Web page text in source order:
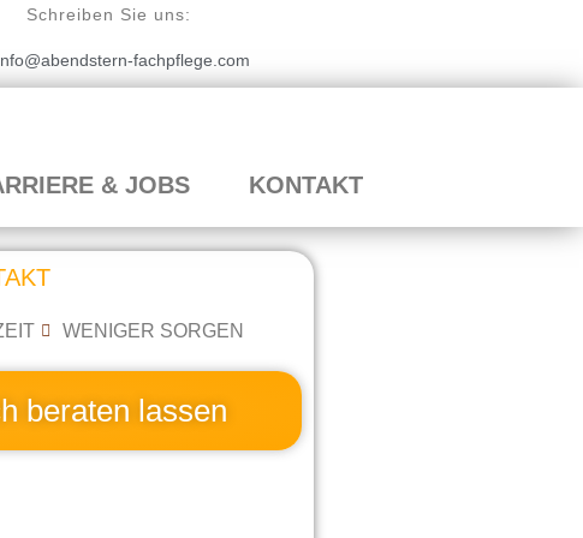
Schreiben Sie uns:
fachpflege.com
& JOBS KONTAKT
WENIGER SORGEN
beraten lassen